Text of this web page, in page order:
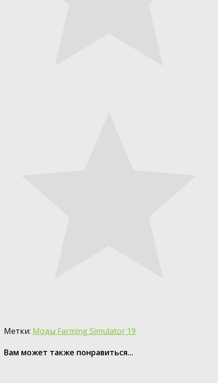
Метки: Моды Farming Simulator 19
Вам может также понравиться...